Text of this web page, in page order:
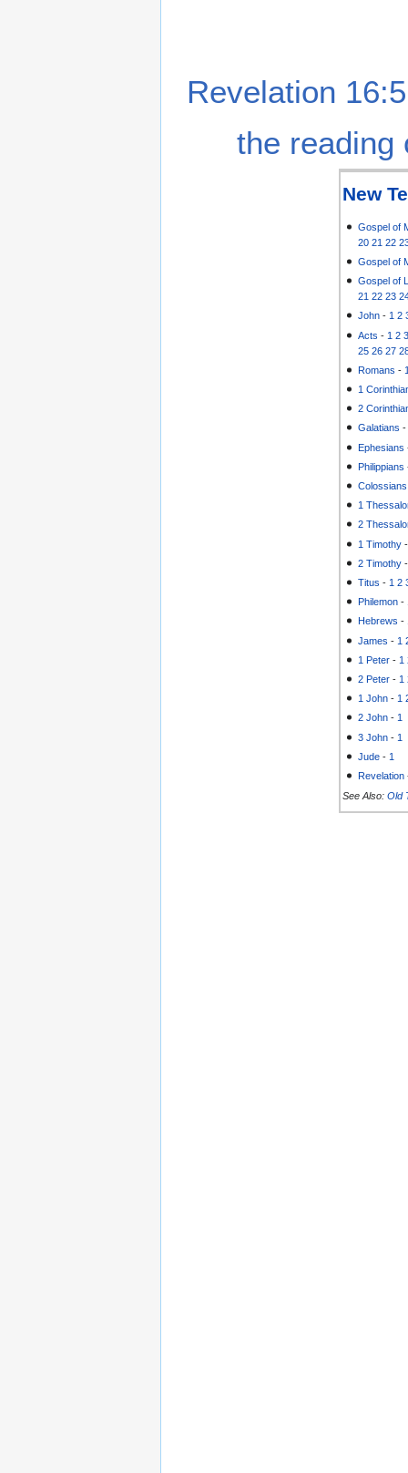
Revelation
the reading
New
Gospel of
20 21 22
Gospel of
Gospel of
21 22 23
John - 1 2
Acts - 1 2
25 26 27
Romans -
1
2
Galatians
Ephesians
Philippians
Colossians
1
2
1 Timothy
2 Timothy
Titus - 1 2
Philemon -
Hebrews -
James - 1
1 Peter - 1
2 Peter - 1
1 John - 1
2 John -1
3 John - 1
Jude - 1
Revelation
See Also: Old